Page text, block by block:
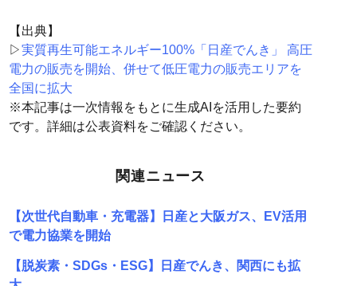
【出典】
▷実質再生可能エネルギー100%「日産でんき」 高圧
電力の販売を開始、併せて低圧電力の販売エリアを
全国に拡大
※本記事は一次情報をもとに生成AIを活用した要約
です。詳細は公表資料をご確認ください。
関連ニュース
【次世代自動車・充電器】日産と大阪ガス、EV活用
で電力協業を開始
【脱炭素・SDGs・ESG】日産でんき、関西にも拡